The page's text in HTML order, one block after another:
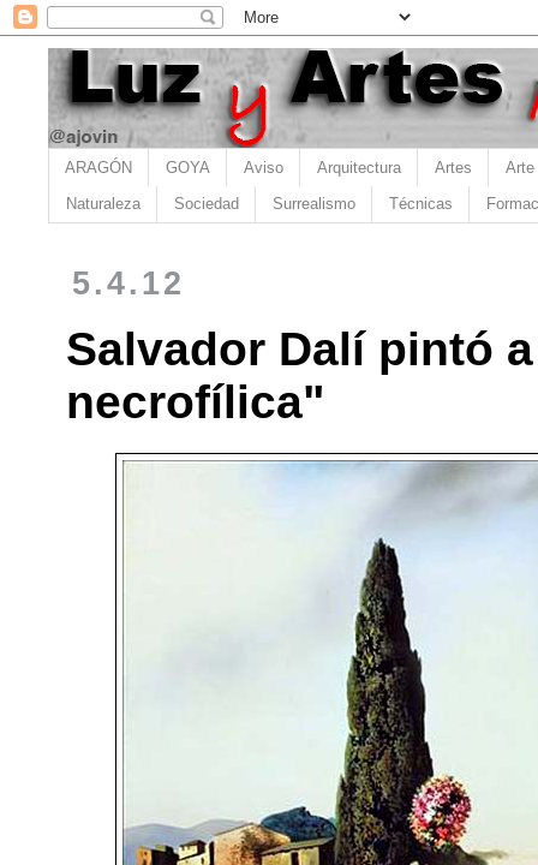
ARAGÓN GOYA Aviso Arquitectura Artes Arte
Naturaleza Sociedad Surrealismo Técnicas
5.4.12
Salvador Dalí pintó
necrofílica"